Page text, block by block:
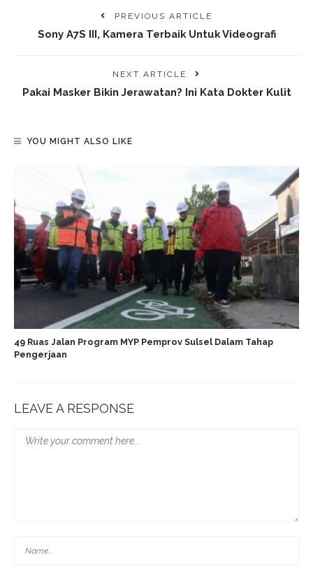
PREVIOUS ARTICLE
Sony A7S III, Kamera Terbaik Untuk Videografi
NEXT ARTICLE
Pakai Masker Bikin Jerawatan? Ini Kata Dokter Kulit
YOU MIGHT ALSO LIKE
49 Ruas Jalan Program MYP Pemprov Sulsel Dalam Tahap
Pengerjaan
LEAVE A RESPONSE